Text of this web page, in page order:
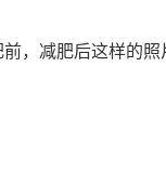
，减肥后这样的照